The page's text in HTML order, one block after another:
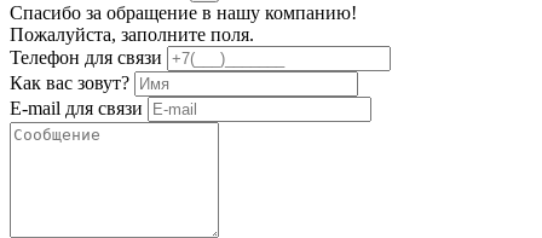
Спасибо за обращение в нашу компанию!
Пожалуйста, заполните поля.
Телефон для связи
Как вас зовут?
E-mail для связи